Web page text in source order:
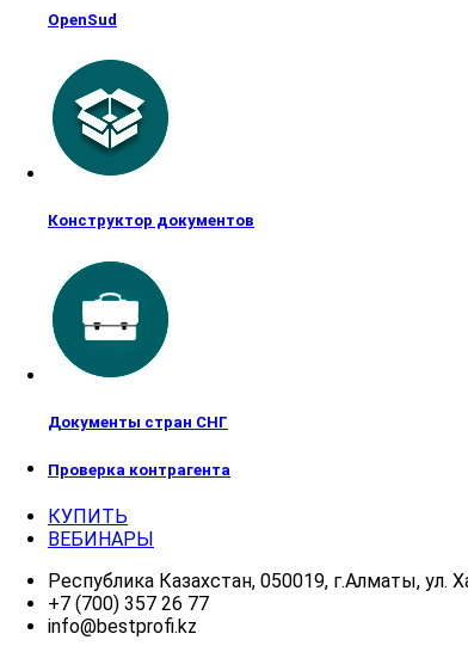
OpenSud
Конструктор документов
Документы стран СНГ
Проверка контрагента
КУПИТЬ
ВЕБИНАРЫ
Республика Казахстан, 050019, г.Алматы, ул.
+7 (700) 357 26 77
info@bestprofi.kz